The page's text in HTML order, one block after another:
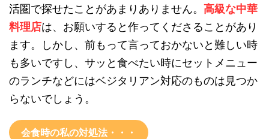
活圏で探せたことがあまりありません。 高級な中華
料理店は、お願いすると作ってくださることがあり
ます。しかし、前もって言っておかないと難しい時
も多いですし、サッと食べたい時にセットメニュー
のランチなどにはベジタリアン対応のものは見つか
らないでしょう。
会食時の私の対処法・・・